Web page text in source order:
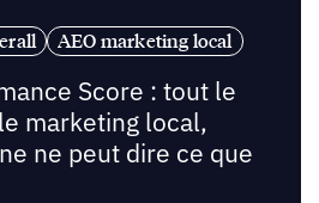
AEO marketing local
Score : tout le
marketing local,
ne peut dire ce que